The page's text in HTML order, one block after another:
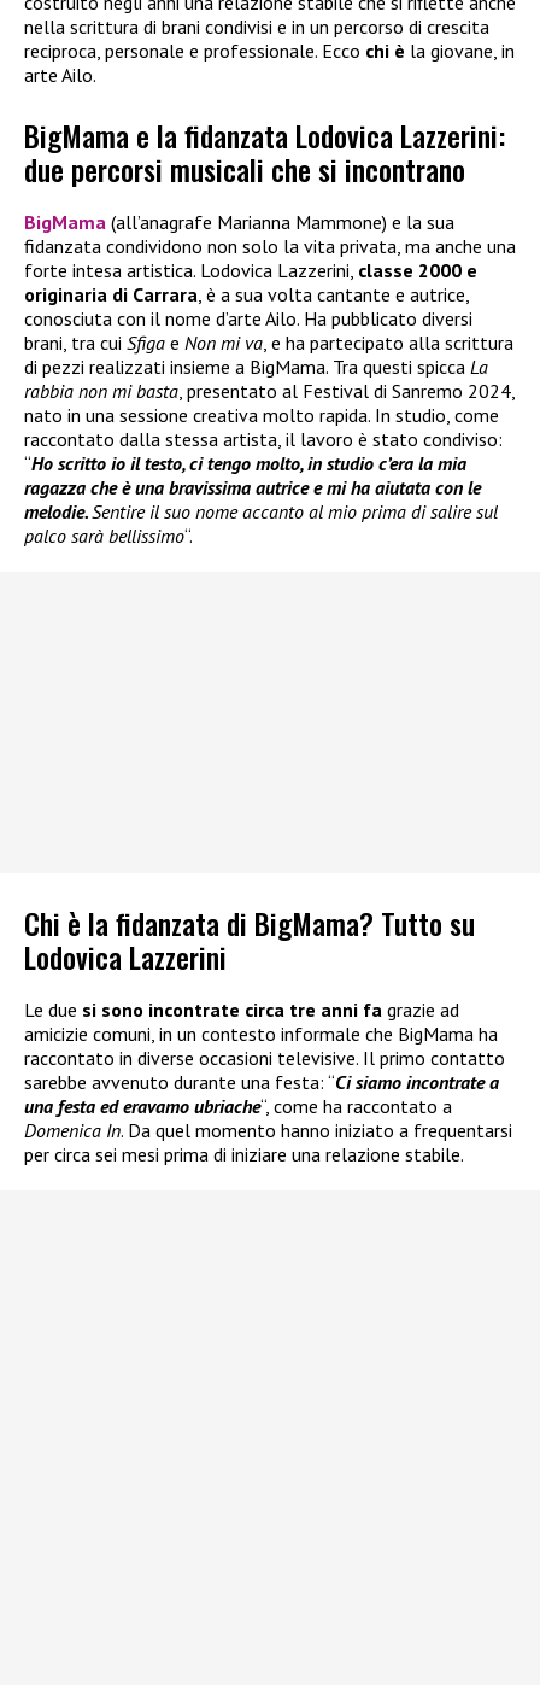
nella scrittura di brani condivisi e in un percorso di crescita
reciproca, personale e professionale. Ecco chi è la giovane, in
arte Ailo.
BigMama e la fidanzata Lodovica Lazzerini:
due percorsi musicali che si incontrano
BigMama (all’anagrafe Marianna Mammone) e la sua
fidanzata condividono non solo la vita privata, ma anche una
forte intesa artistica. Lodovica Lazzerini, classe 2000 e
originaria di Carrara, è a sua volta cantante e autrice,
conosciuta con il nome d’arte Ailo. Ha pubblicato diversi
brani, tra cui Sfiga e Non mi va, e ha partecipato alla scrittura
di pezzi realizzati insieme a BigMama. Tra questi spicca La
rabbia non mi basta, presentato al Festival di Sanremo 2024,
nato in una sessione creativa molto rapida. In studio, come
raccontato dalla stessa artista, il lavoro è stato condiviso:
“Ho scritto io il testo, ci tengo molto, in studio c’era la mia
ragazza che è una bravissima autrice e mi ha aiutata con le
melodie.Sentire il suo nome accanto al mio prima di salire sul
palco sarà bellissimo“.
Chi è la fidanzata di BigMama? Tutto su
Lodovica Lazzerini
Le due si sono incontrate circa tre anni fa grazie ad
amicizie comuni, in un contesto informale che BigMama ha
raccontato in diverse occasioni televisive. Il primo contatto
sarebbe avvenuto durante una festa: “Ci siamo incontrate a
una festa ed eravamo ubriache“, come ha raccontato a
Domenica In. Da quel momento hanno iniziato a frequentarsi
per circa sei mesi prima di iniziare una relazione stabile.